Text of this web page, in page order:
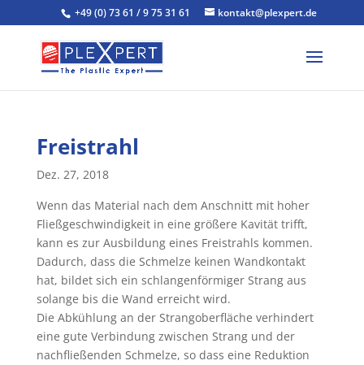
+49 (0) 73 61 / 9 75 31 61 kontakt@plexpert.de
Freistrahl
Dez. 27, 2018
Wenn das Material nach dem Anschnitt mit hoher
Fließgeschwindigkeit in eine größere Kavität trifft,
kann es zur Ausbildung eines Freistrahls kommen.
Dadurch, dass die Schmelze keinen Wandkontakt
hat, bildet sich ein schlangenförmiger Strang aus
solange bis die Wand erreicht wird.
Die Abkühlung an der Strangoberfläche verhindert
eine gute Verbindung zwischen Strang und der
nachfließenden Schmelze, so dass eine Reduktion